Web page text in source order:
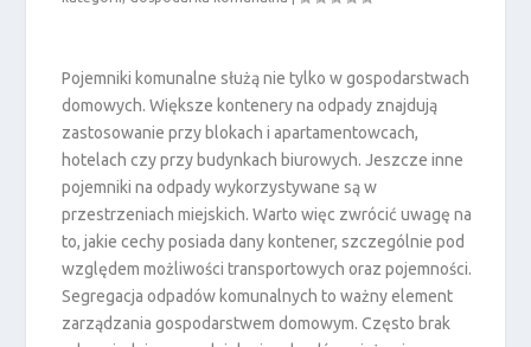
Pojemniki komunalne służą nie tylko w gospodarstwach
domowych. Większe kontenery na odpady znajdują
zastosowanie przy blokach i apartamentowcach,
hotelach czy przy budynkach biurowych. Jeszcze inne
pojemniki na odpady wykorzystywane są w
przestrzeniach miejskich. Warto więc zwrócić uwagę na
to, jakie cechy posiada dany kontener, szczególnie pod
względem możliwości transportowych oraz pojemności.
Segregacja odpadów komunalnych to ważny element
zarządzania gospodarstwem domowym. Często brak